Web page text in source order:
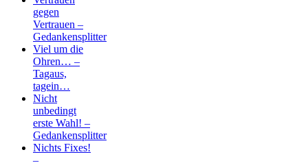
gegen
Vertrauen –
Gedankensplitter
Viel um die
Ohren… –
Tagaus,
tagein…
Nicht
unbedingt
erste Wahl! –
Gedankensplitter
Nichts Fixes!
–